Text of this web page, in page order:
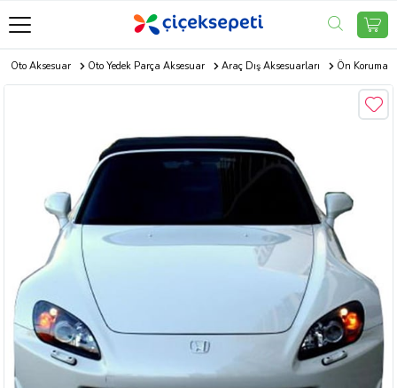
Oto Aksesuar Oto Yedek Parça Aksesuar Araç Dış Aksesuarları Ön Koruma